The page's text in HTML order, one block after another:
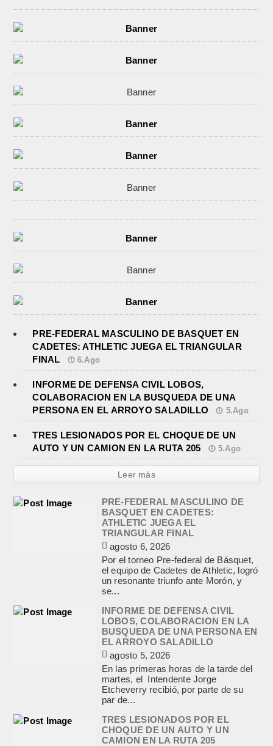
PRE-FEDERAL MASCULINO DE BASQUET EN
CADETES: ATHLETIC JUEGA EL TRIANGULAR
FINAL
6.Ago
INFORME DE DEFENSA CIVIL LOBOS,
COLABORACION EN LA BUSQUEDA DE UNA
PERSONA EN EL ARROYO SALADILLO
5.Ago
TRES LESIONADOS POR EL CHOQUE DE UN
AUTO Y UN CAMION EN LA RUTA 205
5.Ago
Leer más
PRE-FEDERAL MASCULINO DE
BASQUET EN CADETES:
ATHLETIC JUEGA EL
TRIANGULAR FINAL
agosto 6, 2026
Por el torneo Pre-federal de Básquet,
el equipo de Cadetes de Athletic, logró
un resonante triunfo ante Morón, y
se...
INFORME DE DEFENSA CIVIL
LOBOS, COLABORACION EN LA
BUSQUEDA DE UNA PERSONA EN
EL ARROYO SALADILLO
agosto 5, 2026
En las primeras horas de la tarde del
martes, el Intendente Jorge
Etcheverry recibió, por parte de su
par de...
TRES LESIONADOS POR EL
CHOQUE DE UN AUTO Y UN
CAMION EN LA RUTA 205